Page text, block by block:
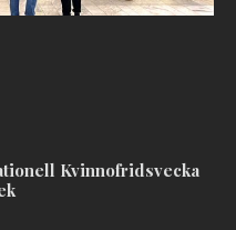
Kvinnofridsvecka